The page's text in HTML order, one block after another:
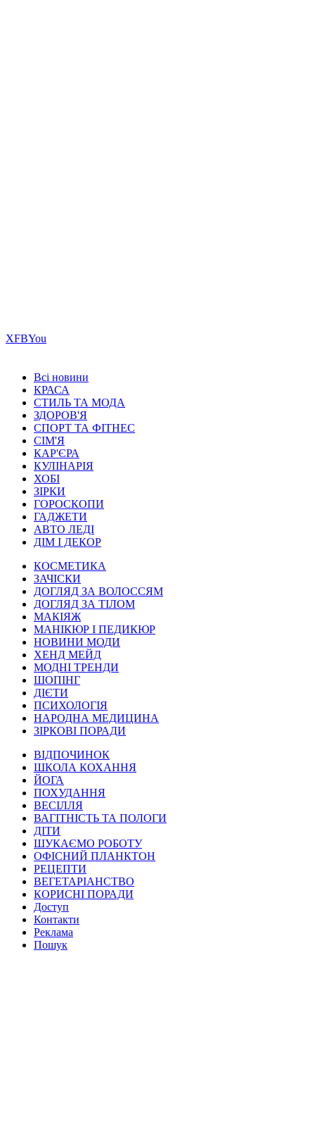
ХFBYou
Всі новини
КРАСА
СТИЛЬ ТА МОДА
ЗДОРОВ'Я
СПОРТ ТА ФІТНЕС
СІМ'Я
КАР'ЄРА
КУЛІНАРІЯ
ХОБІ
ЗІРКИ
ГОРОСКОПИ
ГАДЖЕТИ
АВТО ЛЕДІ
ДІМ І ДЕКОР
КОСМЕТИКА
ЗАЧІСКИ
ДОГЛЯД ЗА ВОЛОССЯМ
ДОГЛЯД ЗА ТІЛОМ
МАКІЯЖ
МАНІКЮР І ПЕДИКЮР
НОВИНИ МОДИ
ХЕНД МЕЙД
МОДНІ ТРЕНДИ
ШОПІНГ
ДІЄТИ
ПСИХОЛОГІЯ
НАРОДНА МЕДИЦИНА
ЗІРКОВІ ПОРАДИ
ВІДПОЧИНОК
ШКОЛА КОХАННЯ
ЙОГА
ПОХУДАННЯ
ВЕСІЛЛЯ
ВАГІТНІСТЬ ТА ПОЛОГИ
ДІТИ
ШУКАЄМО РОБОТУ
ОФІСНИЙ ПЛАНКТОН
РЕЦЕПТИ
ВЕГЕТАРІАНСТВО
КОРИСНІ ПОРАДИ
Доступ
Контакти
Реклама
Пошук